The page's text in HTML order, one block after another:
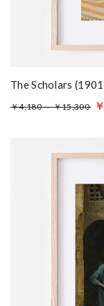
The Scholars
￥4,180 ～ ￥15,300